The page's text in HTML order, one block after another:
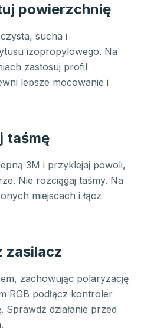
powierzchnię
sucha i
izopropylowego. Na
zastosuj profil
lepsze mocowanie i
taśmę
3M i przyklejaj powoli,
Nie rozciągaj taśmy. Na
miejscach i łącz
zasilacz
zachowując polaryzację
RGB podłącz kontroler
Sprawdź działanie przed